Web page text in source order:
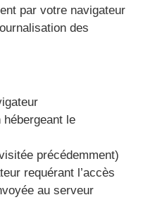
par votre navigateur
des
le
précédemment)
requérant l’accès
au serveur